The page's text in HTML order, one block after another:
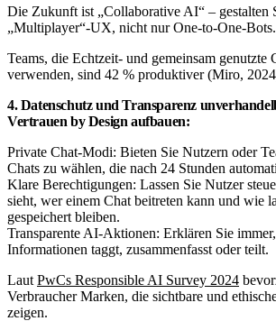
Die Zukunft ist „Collaborative AI“ – gestalten
„Multiplayer“-UX, nicht nur One-to-One-Bots.
Teams, die Echtzeit- und gemeinsam genutzte
verwenden, sind 42 % produktiver (Miro,
4. Datenschutz und Transparenz
Vertrauen by Design aufbauen:
Private Chat-Modi: Bieten Sie Nutzern oder
Chats zu wählen, die nach 24 Stunden
Klare Berechtigungen: Lassen Sie Nutzer
sieht, wer einem Chat beitreten kann und wie
gespeichert bleiben.
Transparente AI-Aktionen: Erklären Sie
Informationen taggt, zusammenfasst oder teilt.
Laut PwCs Responsible AI Survey 2024
Verbraucher Marken, die sichtbare und
zeigen.